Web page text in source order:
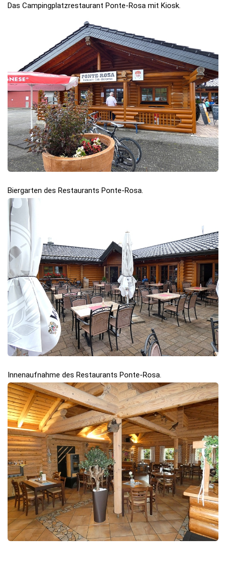
Das Campingplatzrestaurant Ponte-Rosa mit Kiosk.
Biergarten des Restaurants Ponte-Rosa.
Innenaufnahme des Restaurants Ponte-Rosa.